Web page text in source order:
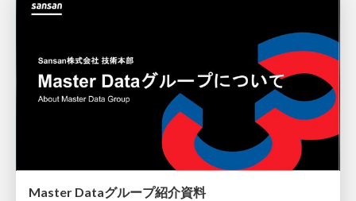
Master Dataグループ紹介資料